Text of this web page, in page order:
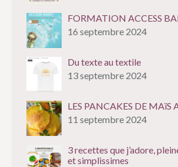
FORMATION ACCESS
16 septembre 2024
Du texte au textile
13 septembre 2024
LES PANCAKES DE MAïS
11 septembre 2024
3 recettes que j’adore,
et simplissimes